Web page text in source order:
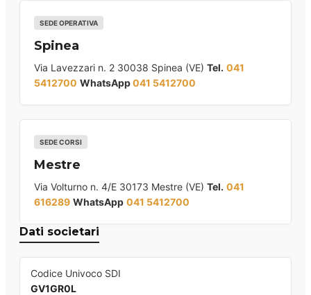
SEDE OPERATIVA
Spinea
Via Lavezzari n. 2 30038 Spinea (VE) Tel. 041
5412700 WhatsApp041 5412700
SEDE CORSI
Mestre
Via Volturno n. 4/E 30173 Mestre (VE) Tel. 041
616289 WhatsApp 041 5412700
Dati societari
Codice Univoco SDI
GV1GR0L